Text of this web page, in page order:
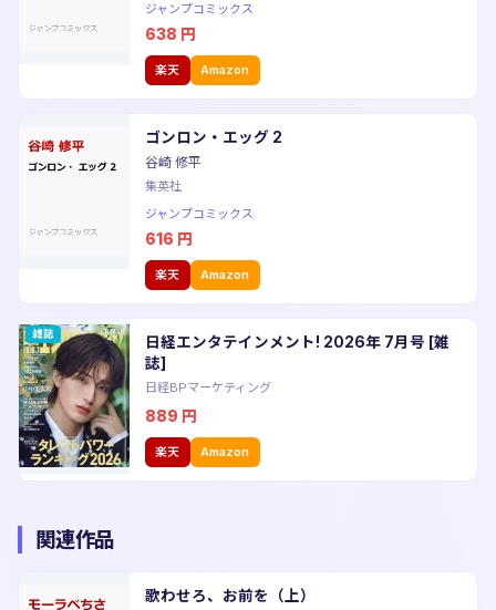
ジャンプコミックス
638 円
楽天 Amazon
ゴンロン・エッグ 2
谷崎 修平
集英社
ジャンプコミックス
616 円
楽天 Amazon
雑誌
日経エンタテインメント! 2026年 7月号 [雑
誌]
日経BPマーケティング
889 円
楽天 Amazon
関連作品
歌わせろ、お前を（上）